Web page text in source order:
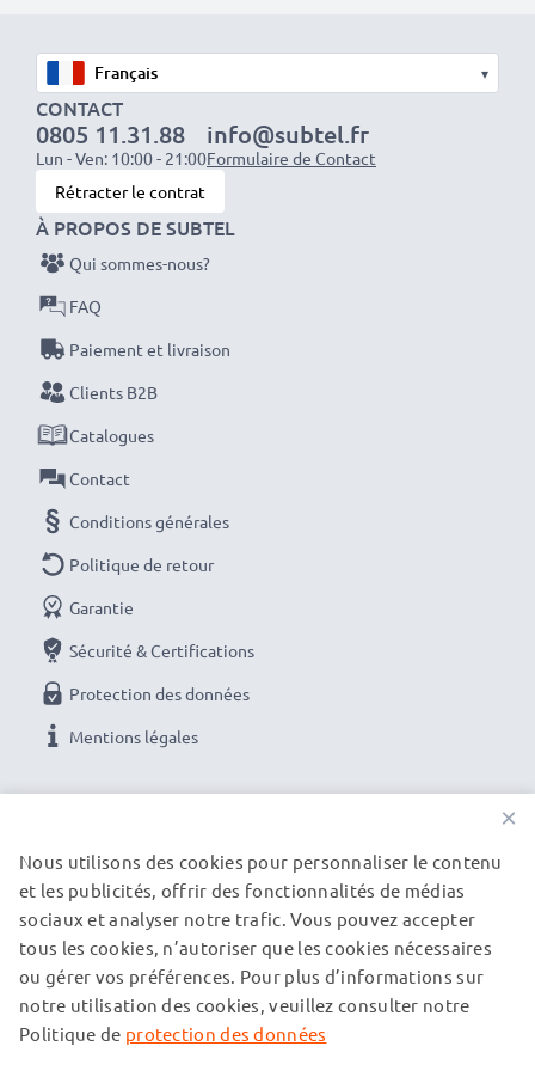
Optez pour CELLONIC et ne faites aucun compromis
sur la qualité. Passez votre commande dès maintenant
!
▾
CONTACT
0805 11.31.88
Lun - Ven: 10:00 - 21:00
info@subtel.fr
Formulaire de Contact
Rétracter le contrat
À PROPOS DE SUBTEL
Qui sommes-nous?
FAQ
Paiement et livraison
Clients B2B
Catalogues
Contact
Conditions générales
Politique de retour
Garantie
Sécurité & Certifications
Protection des données
Mentions légales
NOS PARTENAIRES DE LIVRAISON
© subtel.fr 2026
Tous les prix incluent la TVA et excluent les frais de port.
Veuillez noter que toutes les marques citées sont des
×
Nous utilisons des cookies pour personnaliser le contenu
et les publicités, offrir des fonctionnalités de médias
sociaux et analyser notre trafic. Vous pouvez accepter
tous les cookies, n’autoriser que les cookies nécessaires
ou gérer vos préférences. Pour plus d’informations sur
notre utilisation des cookies, veuillez consulter notre
Politique de protection des données